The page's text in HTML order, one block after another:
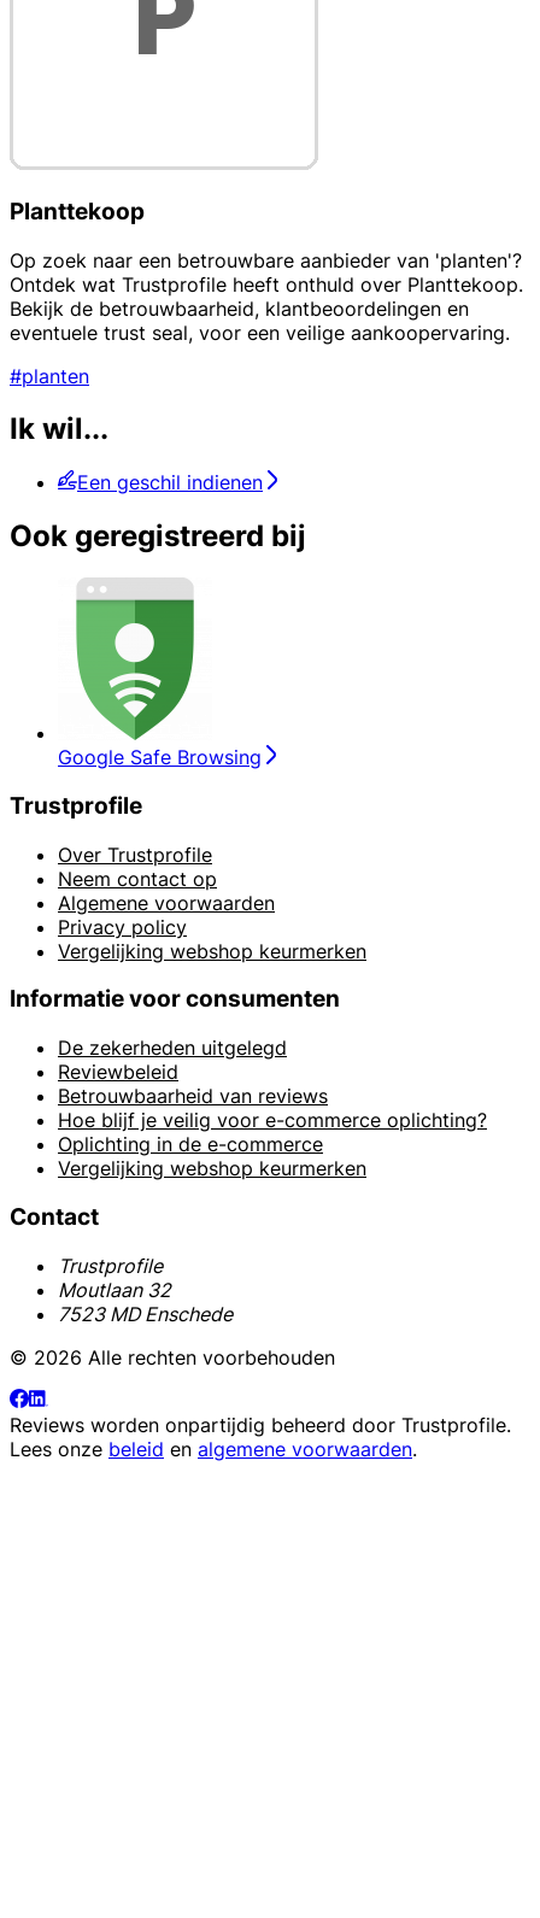
Planttekoop
Op zoek naar een betrouwbare aanbieder van 'planten'?
Ontdek wat Trustprofile heeft onthuld over Planttekoop.
Bekijk de betrouwbaarheid, klantbeoordelingen en
eventuele trust seal, voor een veilige aankoopervaring.
#planten
Ik wil...
Een geschil indienen
Ook geregistreerd bij
Google Safe Browsing
Trustprofile
Over Trustprofile
Neem contact op
Algemene voorwaarden
Privacy policy
Vergelijking webshop keurmerken
Informatie voor consumenten
De zekerheden uitgelegd
Reviewbeleid
Betrouwbaarheid van reviews
Hoe blijf je veilig voor e-commerce oplichting?
Oplichting in de e-commerce
Vergelijking webshop keurmerken
Contact
Trustprofile
Moutlaan 32
7523 MD Enschede
© 2026 Alle rechten voorbehouden
Reviews worden onpartijdig beheerd door Trustprofile.
Lees onze beleid en algemene voorwaarden.